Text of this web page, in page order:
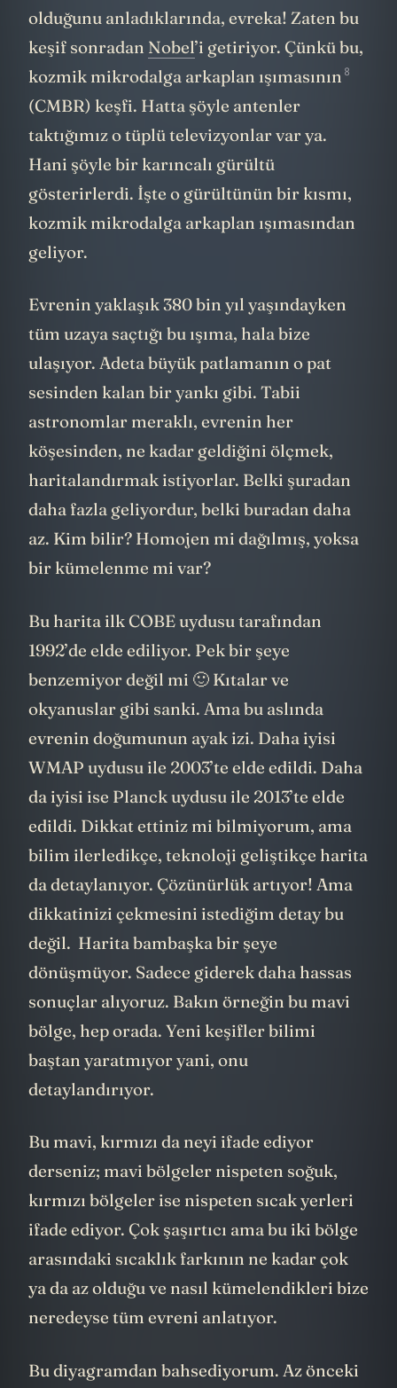
olduğunu anladıklarında, evreka! Zaten bu
keşif sonradan Nobel’i getiriyor. Çünkü bu,
kozmik mikrodalga arkaplan ışımasının 8
(CMBR) keşfi. Hatta şöyle antenler
taktığımız o tüplü televizyonlar var ya.
Hani şöyle bir karıncalı gürültü
gösterirlerdi. İşte o gürültünün bir kısmı,
kozmik mikrodalga arkaplan ışımasından
geliyor.
Evrenin yaklaşık 380 bin yıl yaşındayken
tüm uzaya saçtığı bu ışıma, hala bize
ulaşıyor. Adeta büyük patlamanın o pat
sesinden kalan bir yankı gibi. Tabii
astronomlar meraklı, evrenin her
köşesinden, ne kadar geldiğini ölçmek,
haritalandırmak istiyorlar. Belki şuradan
daha fazla geliyordur, belki buradan daha
az. Kim bilir? Homojen mi dağılmış, yoksa
bir kümelenme mi var?
Bu harita ilk COBE uydusu tarafından
1992’de elde ediliyor. Pek bir şeye
benzemiyor değil mi 🙂 Kıtalar ve
okyanuslar gibi sanki. Ama bu aslında
evrenin doğumunun ayak izi. Daha iyisi
WMAP uydusu ile 2003’te elde edildi. Daha
da iyisi ise Planck uydusu ile 2013’te elde
edildi. Dikkat ettiniz mi bilmiyorum, ama
bilim ilerledikçe, teknoloji geliştikçe harita
da detaylanıyor. Çözünürlük artıyor! Ama
dikkatinizi çekmesini istediğim detay bu
değil. Harita bambaşka bir şeye
dönüşmüyor. Sadece giderek daha hassas
sonuçlar alıyoruz. Bakın örneğin bu mavi
bölge, hep orada. Yeni keşifler bilimi
baştan yaratmıyor yani, onu
detaylandırıyor.
Bu mavi, kırmızı da neyi ifade ediyor
derseniz; mavi bölgeler nispeten soğuk,
kırmızı bölgeler ise nispeten sıcak yerleri
ifade ediyor. Çok şaşırtıcı ama bu iki bölge
arasındaki sıcaklık farkının ne kadar çok
ya da az olduğu ve nasıl kümelendikleri bize
neredeyse tüm evreni anlatıyor.
Bu diyagramdan bahsediyorum. Az önceki